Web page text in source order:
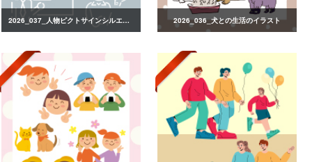
2026_037_人物ピクトサインシルエット 2026_036_犬との生活のイラスト